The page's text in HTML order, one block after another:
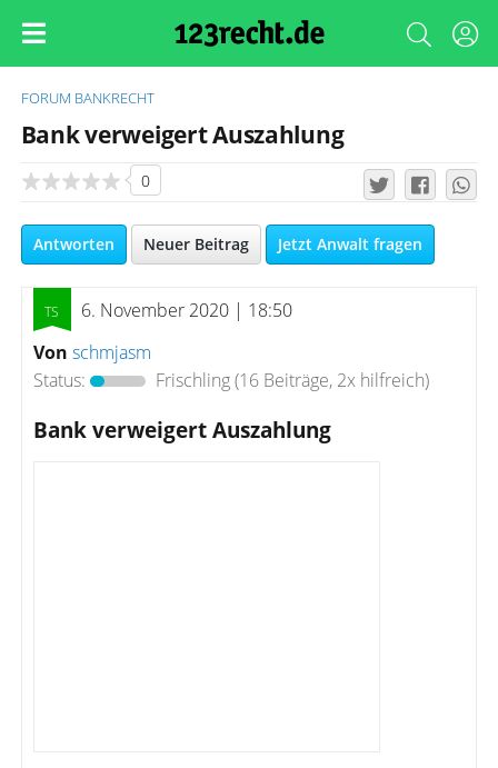
FORUM BANKRECHT
Bank verweigert Auszahlung
0
Antworten Neuer Beitrag Jetzt Anwalt fragen
6. November 2020 | 18:50
Von schmjasm
Status:
Frischling(16 Beiträge, 2x hilfreich)
Bank verweigert Auszahlung